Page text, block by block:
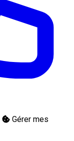
Gérer mes